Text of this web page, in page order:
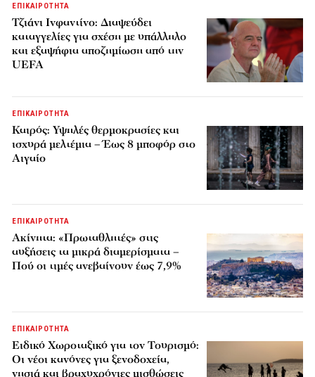
ΕΠΙΚΑΙΡΟΤΗΤΑ
Τζιάνι Ινφαντίνο: Διαψεύδει
καταγγελίες για σχέση με υπάλληλο
και εξαψήφια αποζημίωση από την
UEFA
ΕΠΙΚΑΙΡΟΤΗΤΑ
Καιρός: Υψηλές θερμοκρασίες και
ισχυρά μελτέμια – Έως 8 μποφόρ στο
Αιγαίο
ΕΠΙΚΑΙΡΟΤΗΤΑ
Ακίνητα: «Πρωταθλητές» στις
αυξήσεις τα μικρά διαμερίσματα –
Πού οι τιμές ανεβαίνουν έως 7,9%
ΕΠΙΚΑΙΡΟΤΗΤΑ
Ειδικό Χωροταξικό για τον Τουρισμό:
Οι νέοι κανόνες για ξενοδοχεία,
νησιά και βραχυχρόνιες μισθώσεις